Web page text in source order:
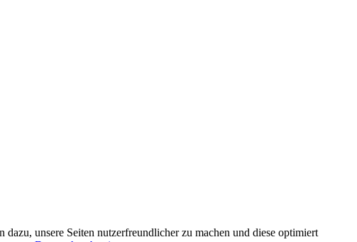
unsere Seiten nutzerfreundlicher zu machen und diese optimiert